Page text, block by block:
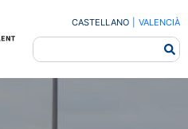
CASTELLANO VALENCIÀ